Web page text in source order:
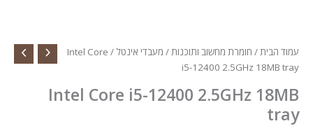
עמוד הבית/ חומרת מחשוב ותוכנות/ מעבדי אינטל
/ Intel Core
i5-12400 2.5GHz 18MB tray
Intel Core i5-12400 2.5GHz 18MB
tray